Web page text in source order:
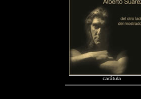
carátula